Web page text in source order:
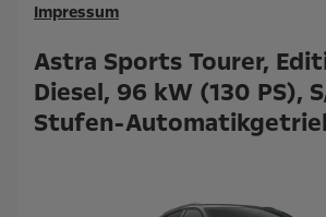
Astra Sports Tourer,
Diesel, 96 kW (130 PS),
Stufen-
Impressum